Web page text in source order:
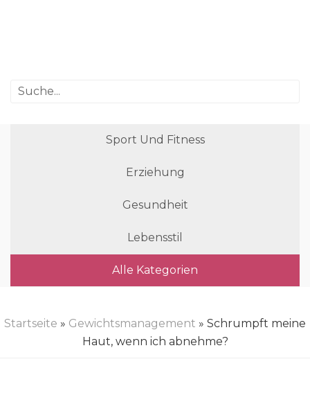
Sport Und Fitness
Erziehung
Gesundheit
Lebensstil
Alle Kategorien
Startseite » Gewichtsmanagement » Schrumpft meine
Haut, wenn ich abnehme?